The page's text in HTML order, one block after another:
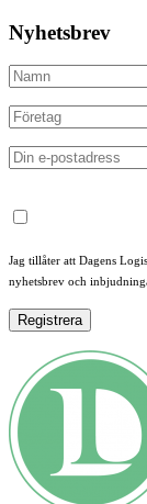
Nyhetsbrev
Jag tillåter att Dagens
nyhetsbrev och